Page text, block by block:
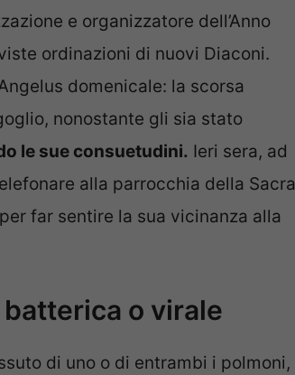
e organizzatore dell’Anno
ordinazioni di nuovi Diaconi.
domenicale: la scorsa
nonostante gli sia stato
le sue consuetudini. Ieri sera, ad
alla parrocchia della Sacra
far sentire la sua vicinanza alla
o virale
di uno o di entrambi i polmoni,